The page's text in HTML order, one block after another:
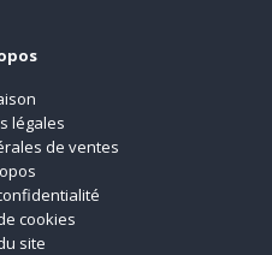
légales
de ventes
cookies
site